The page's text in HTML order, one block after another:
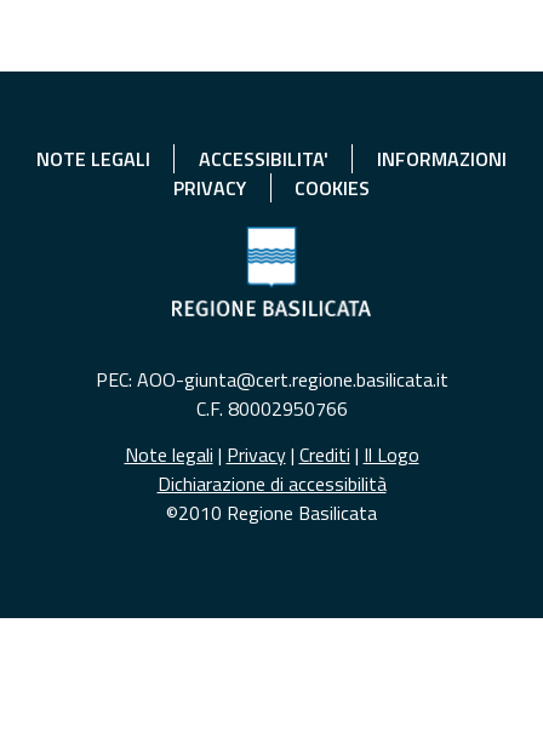
NOTE LEGALI ACCESSIBILITA'
INFORMAZIONI
PRIVACY
COOKIES
PEC: AOO-giunta@cert.regione.basilicata.it
C.F. 80002950766
Note legali | Privacy| Crediti | Il Logo
Dichiarazione di accessibilità
©2010 Regione Basilicata